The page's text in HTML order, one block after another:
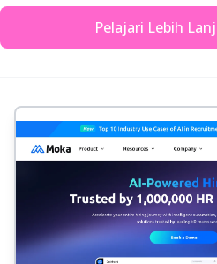
Pelajari Lebih